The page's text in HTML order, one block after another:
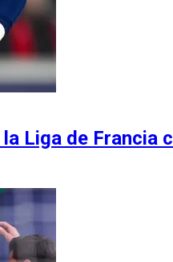
Liga de Francia